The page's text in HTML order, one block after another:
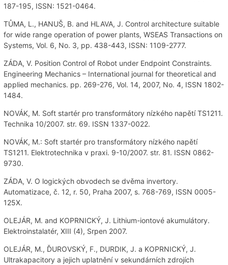
187-195, ISSN: 1521-0464.
TŮMA, L., HANUŠ, B. and HLAVA, J. Control architecture suitable
for wide range operation of power plants, WSEAS Transactions on
Systems, Vol. 6, No. 3, pp. 438-443, ISSN: 1109-2777.
ZÁDA, V. Position Control of Robot under Endpoint Constraints.
Engineering Mechanics – International journal for theoretical and
applied mechanics. pp. 269-276, Vol. 14, 2007, No. 4, ISSN 1802-
1484.
NOVÁK, M. Soft startér pro transformátory nízkého napětí TS1211.
Technika 10/2007. str. 69. ISSN 1337-0022.
NOVÁK, M.: Soft startér pro transformátory nízkého napětí
TS1211. Elektrotechnika v praxi. 9-10/2007. str. 81. ISSN 0862-
9730.
ZÁDA, V. O logických obvodech se dvěma invertory.
Automatizace, č. 12, r. 50, Praha 2007, s. 768-769, ISSN 0005-
125X.
OLEJÁR, M. and KOPRNICKÝ, J. Lithium-iontové akumulátory.
Elektroinstalatér, XIII (4), Srpen 2007.
OLEJÁR, M., ĎUROVSKÝ, F., DURDIK, J. a KOPRNICKÝ, J.
Ultrakapacitory a jejich uplatnění v sekundárních zdrojích